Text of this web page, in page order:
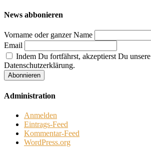
News abbonieren
Vorname oder ganzer Name
Email
Indem Du fortfährst, akzeptierst Du unsere
Datenschutzerklärung.
Administration
Anmelden
Eintrags-Feed
Kommentar-Feed
WordPress.org